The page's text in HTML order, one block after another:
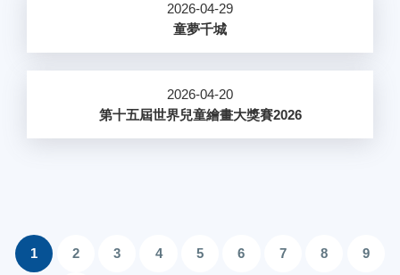
2026-04-29
童夢千城
2026-04-20
第十五屆世界兒童繪畫大獎賽2026
Pagination
目
1
頁
2
頁
3
頁
4
頁
5
頁
6
頁
7
頁
8
頁
9